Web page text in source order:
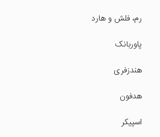
رم، فلش و هارد
پاوربانک
هندزفری
هدفون
اسپیکر